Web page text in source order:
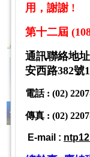
用 ，謝謝 !
第十二屆
通訊聯絡地
安西路382號
電話 : (02)
傳真 : (02)
E-mail :